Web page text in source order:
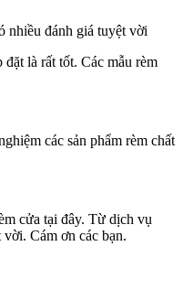
nhiều đánh giá tuyệt vời
đặt là rất tốt. Các mẫu rèm
các sản phẩm rèm chất
cửa tại đây. Từ dịch vụ
Cám ơn các bạn.